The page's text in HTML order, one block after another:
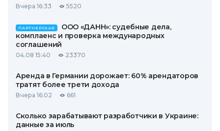
Вчера 16:33 5520
ПАРТНЕРСКАЯ
ООО «ДАНН»: судебные дела,
комплаенс и проверка международных
соглашений
04.08 15:40 23370
Аренда в Германии дорожает: 60% арендаторов
тратят более трети дохода
Вчера 16:02 661
Сколько зарабатывают разработчики в Украине:
данные за июль